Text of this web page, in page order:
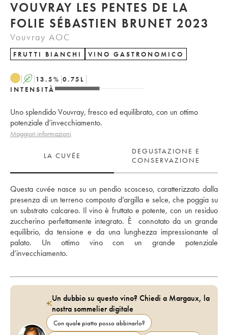
VOUVRAY LES PENTES DE LA
FOLIE SÉBASTIEN BRUNET 2023
Vouvray AOC
FRUTTI BIANCHI VINO GASTRONOMICO
A 13.5% 0.75 L
INTENSITÀ
Uno splendido Vouvray, fresco ed equilibrato, con un ottimo
potenziale d’invecchiamento.
Maggiori informazioni
LA CUVÉE
DEGUSTAZIONE E
CONSERVAZIONE
Questa cuvée nasce su un pendio scosceso, caratterizzato dalla
presenza di un terreno composto d’argilla e selce, che poggia su
un substrato calcareo. Il vino è fruttato e potente, con un residuo
zuccherino perfettamente integrato. È  connotato da un grande
equilibrio, da tensione e da una lunghezza impressionante al
palato. Un ottimo vino con un grande potenziale
d’invecchiamento.
Un dubbio su questo vino? Chiedi a Margaux, la
nostra sommelier digitale
Con quale piatto posso abbinarlo?